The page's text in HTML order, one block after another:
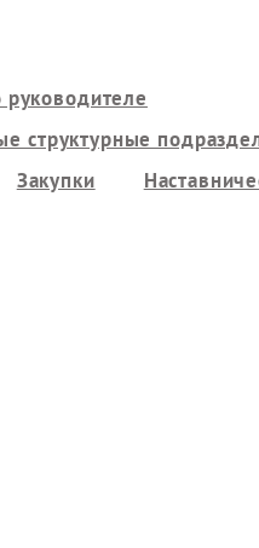
структурные
Закупки